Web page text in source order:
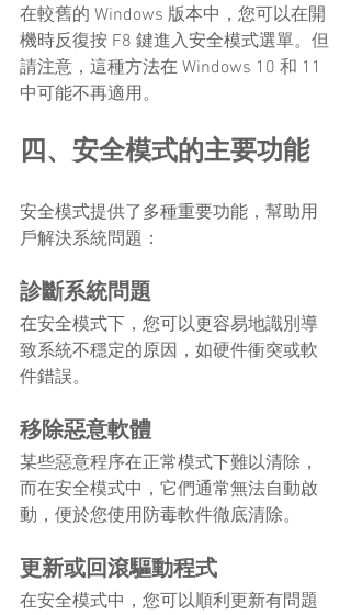
在較舊的 Windows 版本中，您可以在開
機時反復按 F8 鍵進入安全模式選單。但
請注意，這種方法在 Windows 10 和 11
中可能不再適用。
四、安全模式的主要功能
安全模式提供了多種重要功能，幫助用
戶解決系統問題：
診斷系統問題
在安全模式下，您可以更容易地識別導
致系統不穩定的原因，如硬件衝突或軟
件錯誤。
移除惡意軟體
某些惡意程序在正常模式下難以清除，
而在安全模式中，它們通常無法自動啟
動，便於您使用防毒軟件徹底清除。
更新或回滾驅動程式
在安全模式中，您可以順利更新有問題